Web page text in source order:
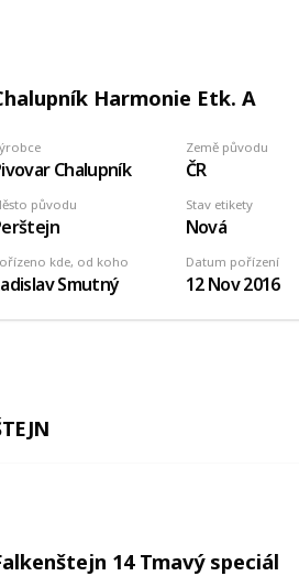
Harmonie Etk. A
Chalupník
Země původu
ČR
kde, od koho
Smutný
Stav etikety
Nová
Datum pořízení
12 Nov 2016
původu
14 Tmavý speciál